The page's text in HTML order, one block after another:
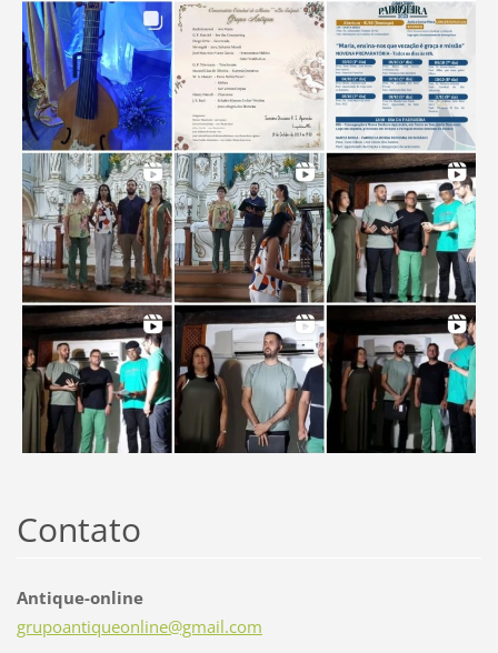
Contato
Antique-online
grupoantiqueonline@gmail.com